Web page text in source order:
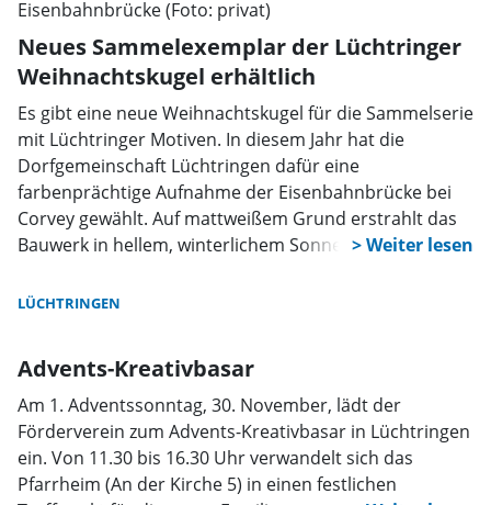
Neues Sammelexemplar der Lüchtringer
Weihnachtskugel erhältlich
Es gibt eine neue Weihnachtskugel für die Sammelserie
mit Lüchtringer Motiven. In diesem Jahr hat die
Dorfgemeinschaft Lüchtringen dafür eine
farbenprächtige Aufnahme der Eisenbahnbrücke bei
Corvey gewählt. Auf mattweißem Grund erstrahlt das
Bauwerk in hellem, winterlichem Sonnenlicht bei Eis
Ergänzung zu den bisherigen Motiven.
LÜCHTRINGEN
Advents-Kreativbasar
Am 1. Adventssonntag, 30. November, lädt der
Förderverein zum Advents-Kreativbasar in Lüchtringen
ein. Von 11.30 bis 16.30 Uhr verwandelt sich das
Pfarrheim (An der Kirche 5) in einen festlichen